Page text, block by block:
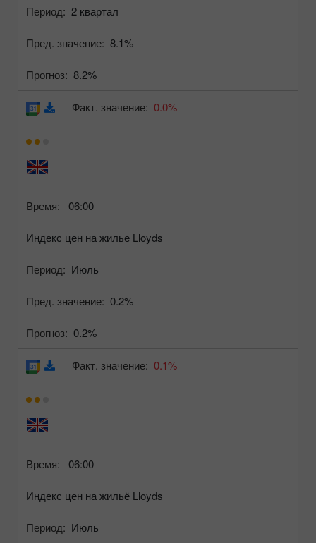
Период: 2 квартал
Пред. значение: 8.1%
Прогноз: 8.2%
Время: 06:00
Индекс цен на жилье Lloyds
Период: Июль
Пред. значение: 0.2%
Прогноз: 0.2%
Факт. значение: 0.0%
Время: 06:00
Индекс цен на жильё Lloyds
Период: Июль
Факт. значение: 0.1%